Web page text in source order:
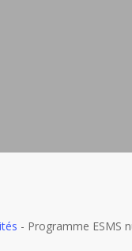
- Programme ESMS